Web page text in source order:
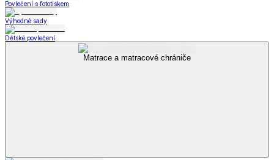
Povlečení s fototiskem
Výhodné sady
Dětské povlečení
Matrace a matracové chrániče